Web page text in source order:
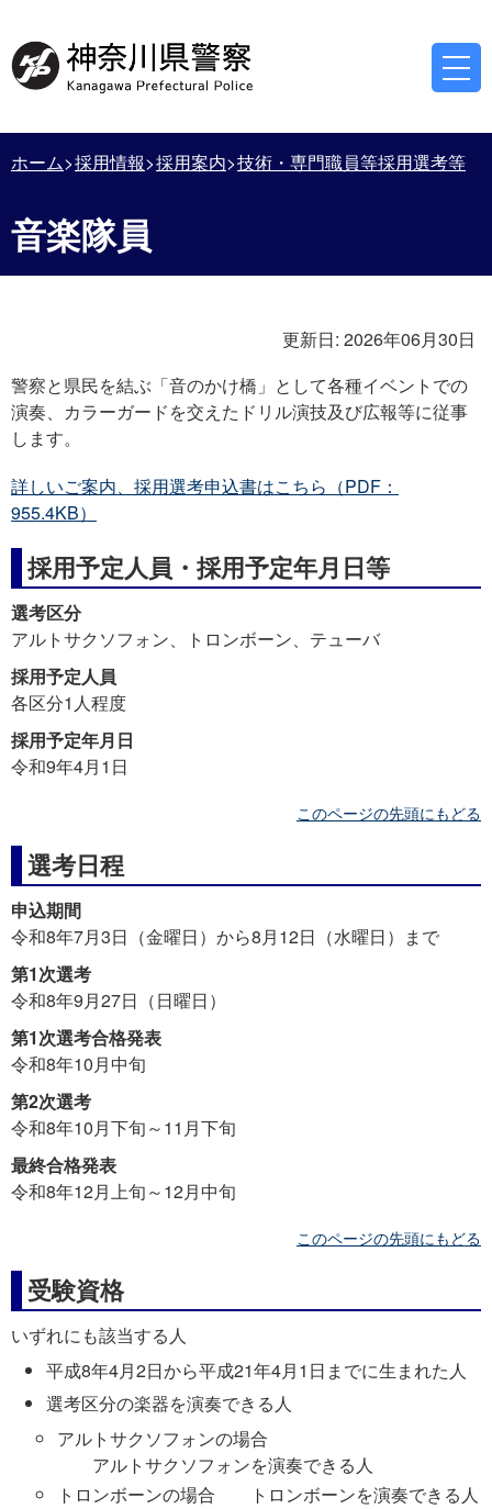
ホーム 採用情報 採用案内 技術・専門職員等採用選考等
音楽隊員
更新日: 2026年06月30日
警察と県民を結ぶ「音のかけ橋」として各種イベントでの
演奏、カラーガードを交えたドリル演技及び広報等に従事
します。
詳しいご案内、採用選考申込書はこちら（PDF：
955.4KB）
採用予定人員・採用予定年月日等
選考区分
アルトサクソフォン、トロンボーン、テューバ
採用予定人員
各区分1人程度
採用予定年月日
令和9年4月1日
このページの先頭にもどる
選考日程
申込期間
令和8年7月3日（金曜日）から8月12日（水曜日）まで
第1次選考
令和8年9月27日（日曜日）
第1次選考合格発表
令和8年10月中旬
第2次選考
令和8年10月下旬～11月下旬
最終合格発表
令和8年12月上旬～12月中旬
このページの先頭にもどる
受験資格
いずれにも該当する人
平成8年4月2日から平成21年4月1日までに生まれた人
選考区分の楽器を演奏できる人
アルトサクソフォンの場合
アルトサクソフォンを演奏できる人
トロンボーンの場合
トロンボーンを演奏できる人